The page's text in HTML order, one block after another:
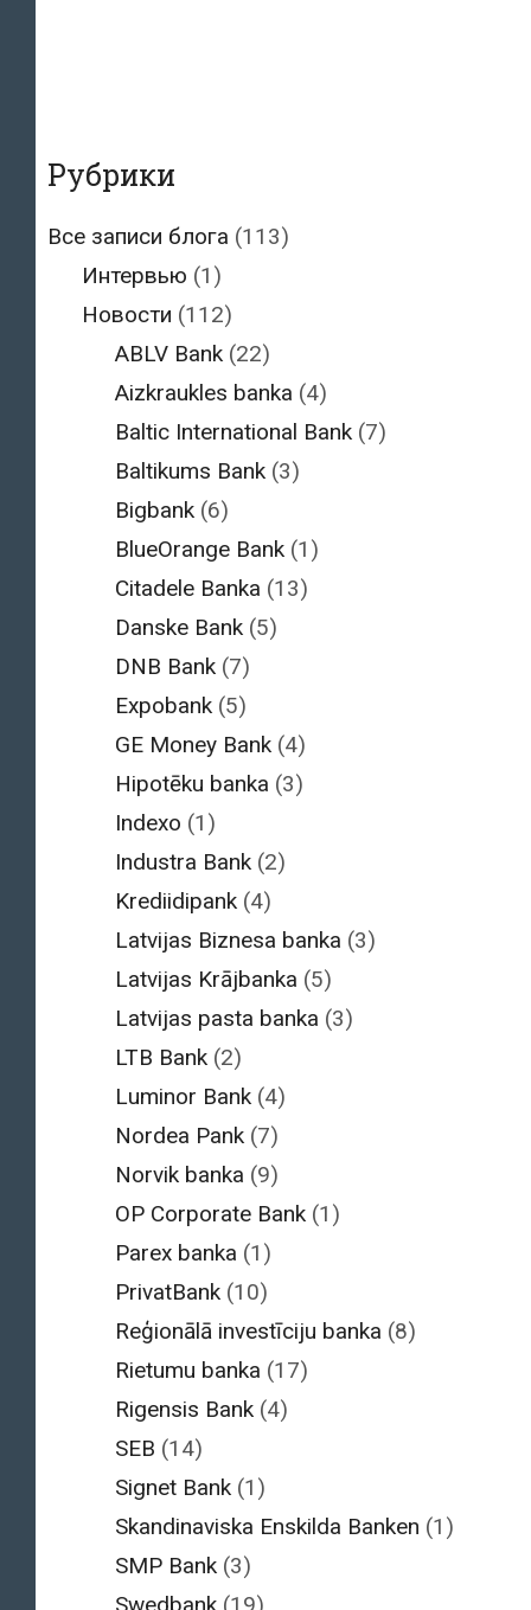
Рубрики
Все записи блога (113)
Интервью (1)
Новости (112)
ABLV Bank (22)
Aizkraukles banka (4)
Baltic International Bank (7)
Baltikums Bank (3)
Bigbank (6)
BlueOrange Bank (1)
Citadele Banka (13)
Danske Bank (5)
DNB Bank (7)
Expobank (5)
GE Money Bank (4)
Hipotēku banka (3)
Indexo (1)
Industra Bank (2)
Krediidipank (4)
Latvijas Biznesa banka (3)
Latvijas Krājbanka (5)
Latvijas pasta banka (3)
LTB Bank (2)
Luminor Bank (4)
Nordea Pank (7)
Norvik banka (9)
OP Corporate Bank (1)
Parex banka (1)
PrivatBank (10)
Reģionālā investīciju banka (8)
Rietumu banka (17)
Rigensis Bank (4)
SEB (14)
Signet Bank (1)
Skandinaviska Enskilda Banken (1)
SMP Bank (3)